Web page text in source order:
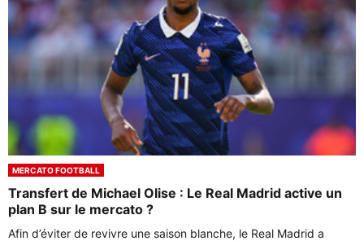
MERCATO FOOTBALL
Transfert de Michael Olise : Le Real Madrid active un
plan B sur le mercato ?
Afin d’éviter de revivre une saison blanche, le Real Madrid a